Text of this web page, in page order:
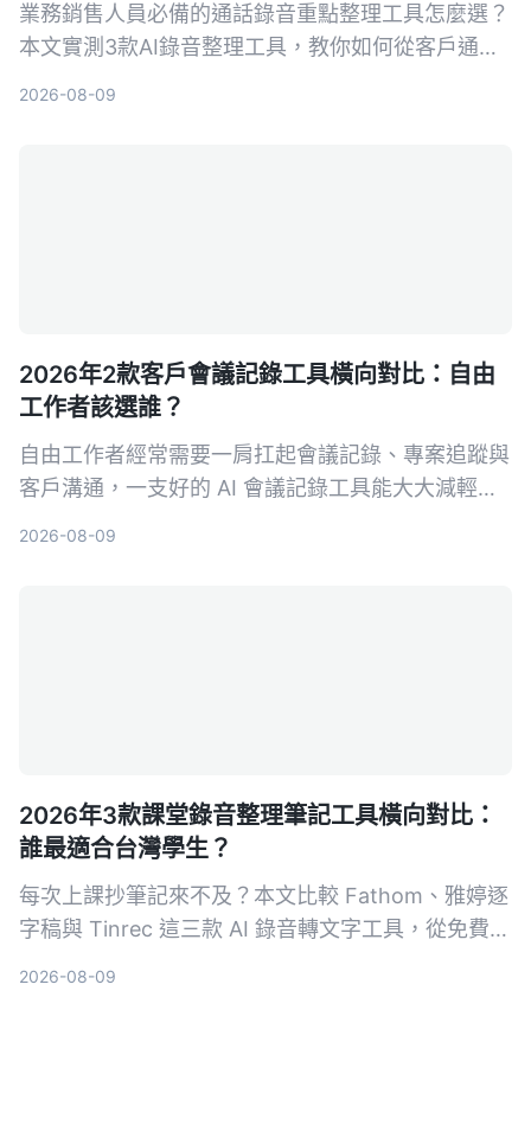
業務銷售人員必備的通話錄音重點整理工具怎麼選？
本文實測3款AI錄音整理工具，教你如何從客戶通話
2026-08-09
2026年2款客戶會議記錄工具橫向對比：自由
工作者該選誰？
自由工作者經常需要一肩扛起會議記錄、專案追蹤與
客戶溝通，一支好的 AI 會議記錄工具能大大減輕負
2026-08-09
2026年3款課堂錄音整理筆記工具橫向對比：
誰最適合台灣學生？
每次上課抄筆記來不及？本文比較 Fathom、雅婷逐
字稿與 Tinrec 這三款 AI 錄音轉文字工具，從免費額
2026-08-09